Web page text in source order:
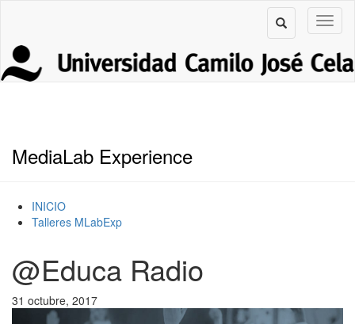
MediaLab Experience
INICIO
Talleres MLabExp
@Educa Radio
31 octubre, 2017